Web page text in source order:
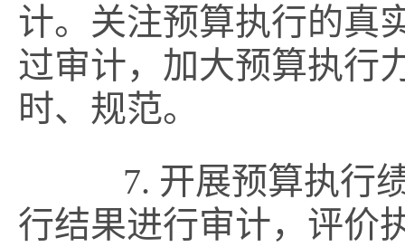
计。关注预算执行的真
过审计，加大预算执行
时、规范。
7. 开展预算执行绩
行结果进行审计，评价